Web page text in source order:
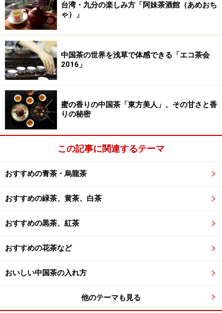
※記事内容は執筆時点のものです。最新の内容をご確認くださ
い。
※メニューや料金などのデータは、取材時または記事公開時点で
の内容です。
台湾・九分の楽しみ方「阿妹茶酒館（あめおち
ゃ）」
中国茶の世界を浅草で体感できる「エコ茶会
2016」
蜜の香りの中国茶「東方美人」、その甘さと香
りの秘密
この記事に関連するテーマ
おすすめの青茶・烏龍茶
おすすめの緑茶、黄茶、白茶
おすすめの黒茶、紅茶
おすすめの花茶など
おいしい中国茶の入れ方
他のテーマも見る